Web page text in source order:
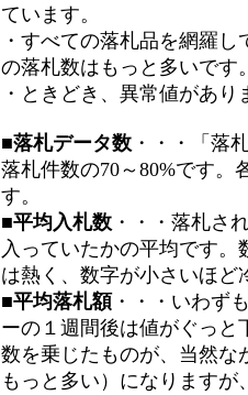
ています。
・すべての落札品を網羅
の落札数はもっと多いです
・ときどき、異常値があ
■落札データ数 ・・・「落
落札件数の70～80%です。
す。
■平均入札数 ・・・落札さ
入っていたかの平均です
は熱く、数字が小さいほど
■平均落札額 ・・・いわず
ーの１週間後は値がぐっと
数を乗じたものが、当然な
もっと多い）になります